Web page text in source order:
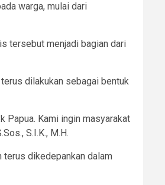
warga, mulai dari
tersebut menjadi bagian dari
terus dilakukan sebagai bentuk
Papua. Kami ingin masyarakat
S.I.K., M.H.
terus dikedepankan dalam